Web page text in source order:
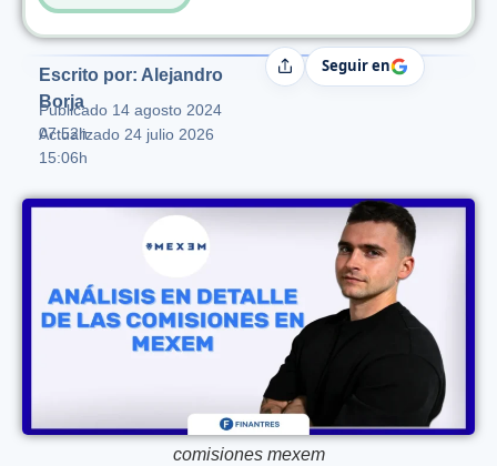
Escrito por: Alejandro
Borja
Publicado 14 agosto 2024
07:52h
Actualizado 24 julio 2026
15:06h
CompartirSeguir en
comisiones mexem